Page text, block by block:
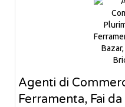
Agenti di
Ferramenta, Fai